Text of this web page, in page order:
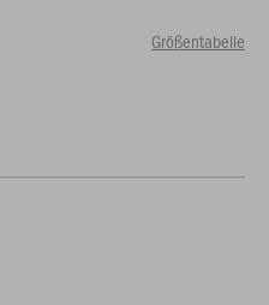
Größentabelle